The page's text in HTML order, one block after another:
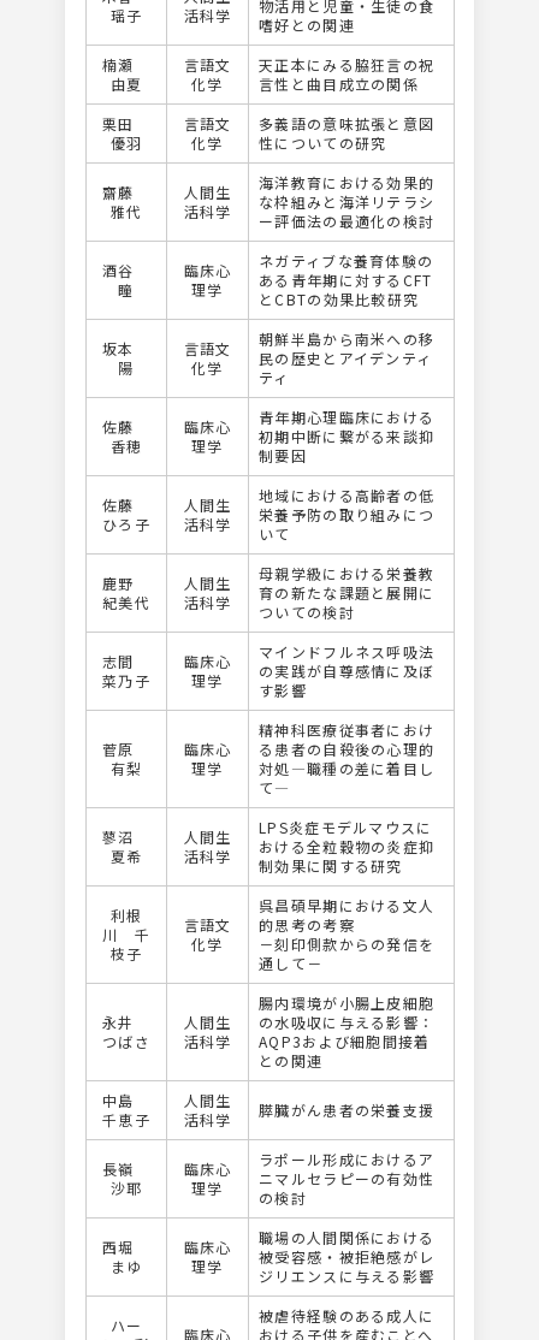
瑶子
活科学
物活用と児童・生徒の食
嗜好との関連
楠瀬
由夏
言語文
化学
天正本にみる脇狂言の祝
言性と曲目成立の関係
栗田
優羽
言語文
化学
多義語の意味拡張と意図
性についての研究
齋藤
雅代
人間生
活科学
海洋教育における効果的
な枠組みと海洋リテラシ
ー評価法の最適化の検討
酒谷
瞳
臨床心
理学
ネガティブな養育体験の
ある青年期に対するCFT
とCBTの効果比較研究
坂本
陽
言語文
化学
朝鮮半島から南米への移
民の歴史とアイデンティ
ティ
佐藤
香穂
臨床心
理学
青年期心理臨床における
初期中断に繋がる来談抑
制要因
佐藤
ひろ子
人間生
活科学
地域における高齢者の低
栄養予防の取り組みにつ
いて
鹿野
紀美代
人間生
活科学
母親学級における栄養教
育の新たな課題と展開に
ついての検討
志間
菜乃子
臨床心
理学
マインドフルネス呼吸法
の実践が自尊感情に及ぼ
す影響
菅原
有梨
臨床心
理学
精神科医療従事者におけ
る患者の自殺後の心理的
対処―職種の差に着目し
て―
蓼沼
夏希
人間生
活科学
LPS炎症モデルマウスに
おける全粒穀物の炎症抑
制効果に関する研究
利根
川 千
枝子
言語文
化学
呉昌碩早期における文人
的思考の考察
－刻印側款からの発信を
通して－
永井
つばさ
人間生
活科学
腸内環境が小腸上皮細胞
の水吸収に与える影響：
AQP3および細胞間接着
との関連
中島
千恵子
人間生
活科学
膵臓がん患者の栄養支援
長嶺
沙耶
臨床心
理学
ラポール形成におけるア
ニマルセラピーの有効性
の検討
西堀
まゆ
臨床心
理学
職場の人間関係における
被受容感・被拒絶感がレ
ジリエンスに与える影響
ハー
臨床心
被虐待経験のある成人に
おける子供を産むことへ